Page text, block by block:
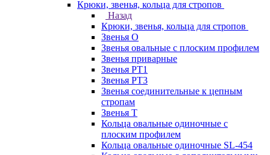
Крюки, звенья, кольца для стропов
Назад
Крюки, звенья, кольца для стропов
Звенья О
Звенья овальные с плоским профилем
Звенья приварные
Звенья РТ1
Звенья РТ3
Звенья соединительные к цепным
стропам
Звенья Т
Кольца овальные одиночные c
плоским профилем
Кольца овальные одиночные SL-454